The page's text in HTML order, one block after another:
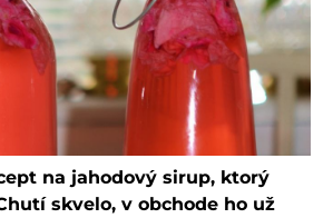
na jahodový sirup, ktorý
skvelo, v obchode ho už